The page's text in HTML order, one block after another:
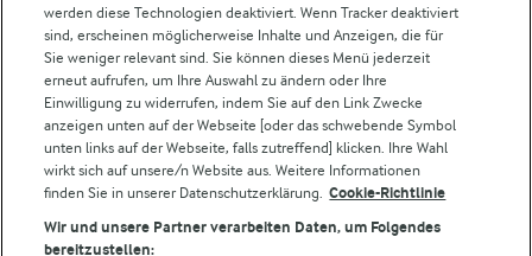
Castello
Lurpak
Arla Pro
Für unsere Landwirt:innen
Folge uns!
werden diese Technologien deaktiviert. Wenn Tracker deaktiviert
sind, erscheinen möglicherweise Inhalte und Anzeigen, die für
Sie weniger relevant sind. Sie können dieses Menü jederzeit
erneut aufrufen, um Ihre Auswahl zu ändern oder Ihre
Einwilligung zu widerrufen, indem Sie auf den Link Zwecke
anzeigen unten auf der Webseite [oder das schwebende Symbol
unten links auf der Webseite, falls zutreffend] klicken. Ihre Wahl
wirkt sich auf unsere/n Website aus. Weitere Informationen
finden Sie in unserer Datenschutzerklärung. Cookie-Richtlinie
Wir und unsere Partner verarbeiten Daten, um Folgendes
bereitzustellen: